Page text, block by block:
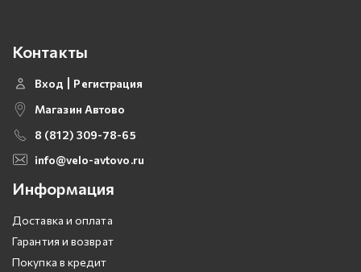
Контакты
Вход
Регистрация
Магазин Автово
8 (812) 309-78-65
info@velo-avtovo.ru
Информация
Доставка и оплата
Гарантия и возврат
Покупка в кредит